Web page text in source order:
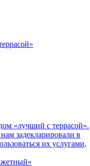
«лучший с террасой».
нам задекларировали в
их услугами,